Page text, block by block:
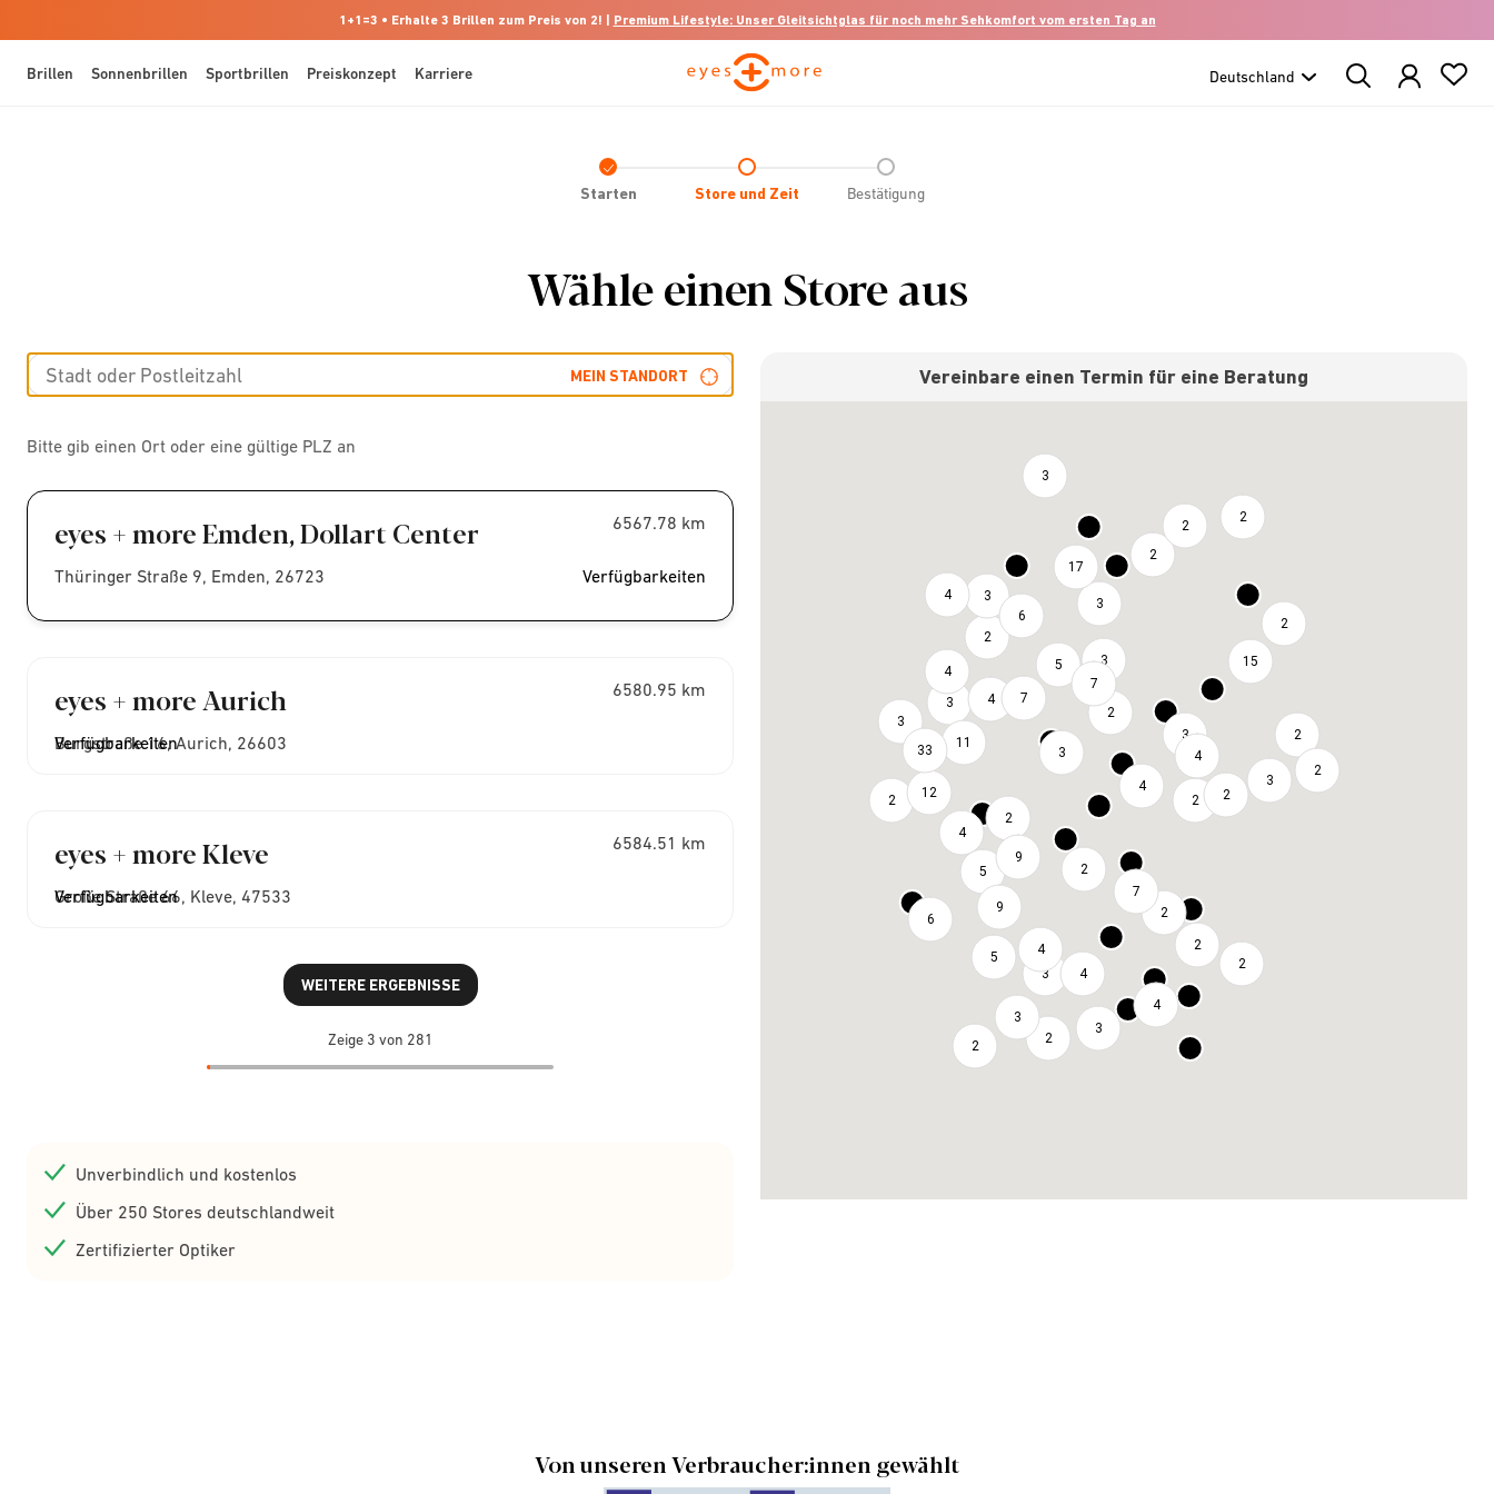
1+1=3 • Erhalte 3 Brillen zum Preis von 2! | Premium Lifestyle: Unser Gleitsichtglas für noch mehr Sehkomfort vom ersten Tag an
Brillen Sonnenbrillen Sportbrillen Preiskonzept Karriere
Search
Products
Check
icon
Starten Store und Zeit Bestätigung
Wähle einen Store aus
MEIN STANDORT
Bitte gib einen Ort oder eine gültige PLZ an
eyes + more Emden, Dollart Center 6567.78 km
Thüringer Straße 9, Emden, 26723 Verfügbarkeiten
eyes + more Aurich 6580.95 km
Burgstraße 16, Aurich, 26603
Verfügbarkeiten
eyes + more Kleve 6584.51 km
Große Straße 66, Kleve, 47533
Verfügbarkeiten
WEITERE ERGEBNISSE
Zeige 3 von 281
Unverbindlich und kostenlos
Über 250 Stores deutschlandweit
Zertifizierter Optiker
Vereinbare einen Termin für eine Beratung
7
3
3
2
3
4
7
2
4
15
2
3
2 2
2
2
2
2
3
2
4
2
2
9
3
4
3
3
3
33
2
2
6
12
4
2
11
3
7
5
4
3
4
6
2
5
4
5
2
9
3
2
17
4
Von unseren Verbraucher:innen gewählt